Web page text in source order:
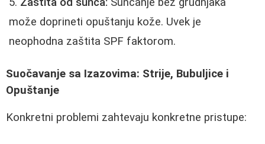
može doprineti opuštanju kože. Uvek je
neophodna zaštita SPF faktorom.
Suočavanje sa Izazovima: Strije, Bubuljice i
Opuštanje
Konkretni problemi zahtevaju konkretne pristupe: